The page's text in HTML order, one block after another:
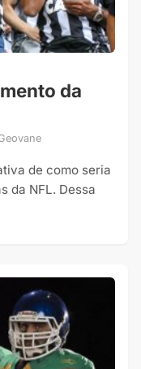
da
de como seria
da NFL. Dessa